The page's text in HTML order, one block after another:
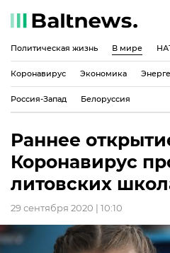
Политическая жизнь В мире
Коронавирус Экономика
Россия-Запад Белоруссия
Раннее
Коронавирус
литовских
29 сентября 2020 | 10:10